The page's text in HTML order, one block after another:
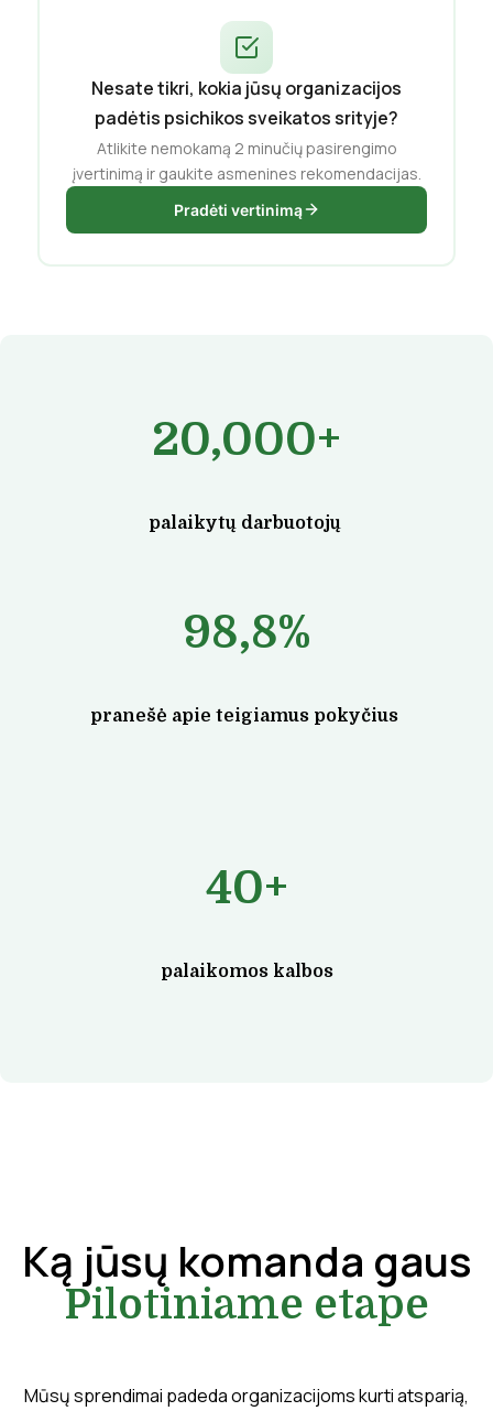
Nesate tikri, kokia jūsų organizacijos
padėtis psichikos sveikatos srityje?
Atlikite nemokamą 2 minučių pasirengimo
įvertinimą ir gaukite asmenines rekomendacijas.
Pradėti vertinimą
20,000+
palaikytų darbuotojų
98,8%
pranešė apie teigiamus pokyčius
40+
palaikomos kalbos
Ką jūsų komanda gaus
Pilotiniame etape
Mūsų sprendimai padeda organizacijoms kurti atsparią,